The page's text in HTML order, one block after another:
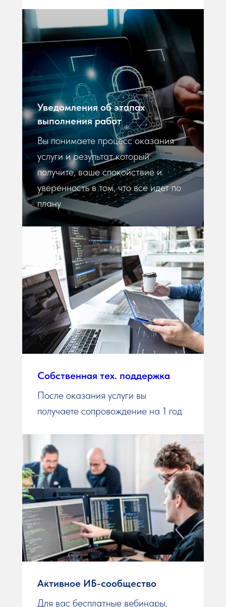
Уведомления об этапах
выполнения работ
Вы понимаете процесс оказания
услуги и результат который
получите, ваше спокойствие и
уверенность в том, что все идет по
плану
Собственная тех. поддержка
После оказания услуги вы
получаете сопровождение на 1 год
Активное ИБ-сообщество
Для вас бесплатные вебинары,